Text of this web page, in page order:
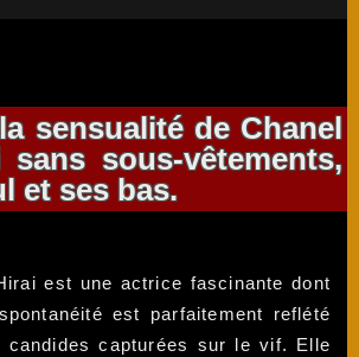
sensualité de Chanel
sous-vêtements,
et ses bas.
est une actrice fascinante dont
est parfaitement reflété
candides capturées sur le vif. Elle